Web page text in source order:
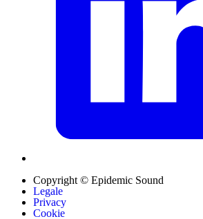
Copyright © Epidemic Sound
Legale
Privacy
Cookie